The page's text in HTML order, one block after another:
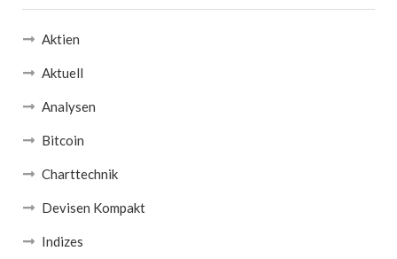
Aktien
Aktuell
Analysen
Bitcoin
Charttechnik
Devisen Kompakt
Indizes